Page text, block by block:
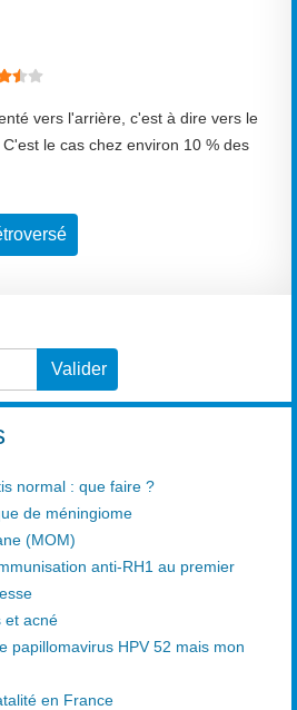
vers l'arrière, c'est à dire vers le
le cas chez environ 10 % des
for results.
Valider
normal : que faire ?
de méningiome
(MOM)
anti-RH1 au premier
et acné
papillomavirus HPV 52 mais mon
en France